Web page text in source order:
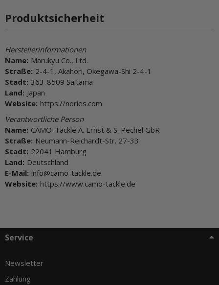
Produktsicherheit
Herstellerinformationen
Name: Marukyu Co., Ltd.
Straße: 2-4-1, Akahori, Okegawa-Shi 2-4-1
Stadt: 363-8509 Saitama
Land: Japan
Website: https://nories.com
Verantwortliche Person
Name: CAMO-Tackle A. Ernst & S. Pechel GbR
Straße: Neumann-Reichardt-Str. 27-33
Stadt: 22041 Hamburg
Land: Deutschland
E-Mail: info@camo-tackle.de
Website: https://www.camo-tackle.de
Service
Newsletter
Zahlung